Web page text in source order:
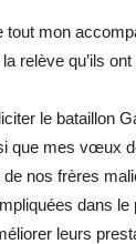
mon
relève qu’ils
le bataillon
que mes vœux
nos frères
dans
leurs